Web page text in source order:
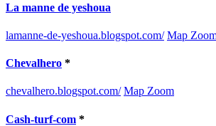
La manne de yeshoua
lamanne-de-yeshoua.blogspot.com/ Map
Chevalhero *
chevalhero.blogspot.com/ Map Zoom
Cash-turf-com *